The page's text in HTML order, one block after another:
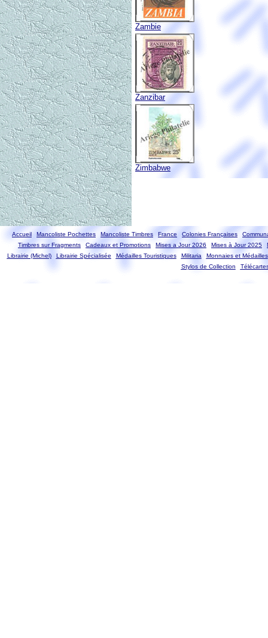
Zambie
Zanzibar
Zimbabwe
Accueil Mancoliste Pochettes Mancoliste Timbres France Colonies Françaises
Timbres sur Fragments
Cadeaux et Promotions Mises a Jour 2026 Mises à Jour 2025
Librairie (Michel)
Librairie Spécialisée Médailles Touristiques Militaria
Monnaies et Médailles
Stylos de Collection